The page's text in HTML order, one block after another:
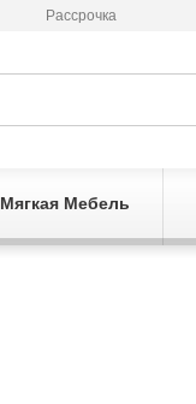
Рассрочка
Мягкая Мебель